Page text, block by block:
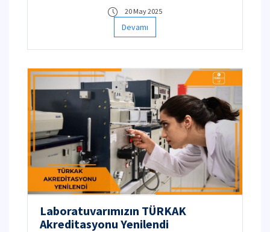
20 May 2025
Devamı
Laboratuvarımızın TÜRKAK
Akreditasyonu Yenilendi